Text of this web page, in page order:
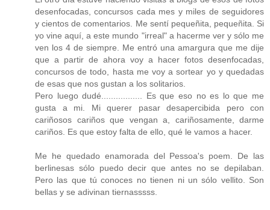
desenfocadas, concursos cada mes y miles de seguidores
y cientos de comentarios. Me sentí pequeñita, pequeñita. Si
yo vine aquí, a este mundo "irreal" a hacerme ver y sólo me
ven los 4 de siempre. Me entró una amargura que me dije
que a partir de ahora voy a hacer fotos desenfocadas,
concursos de todo, hasta me voy a sortear yo y quedadas
de esas que nos gustan a los solitarios.
Pero luego dudé................. Es que eso no es lo que me
gusta a mi. Mi querer pasar desapercibida pero con
cariñosos cariños que vengan a, cariñosamente, darme
cariños. Es que estoy falta de ello, qué le vamos a hacer.
Me he quedado enamorada del Pessoa's poem. De las
berlinesas sólo puedo decir que antes no se depilaban.
Pero las que tú conoces no tienen ni un sólo vellito. Son
bellas y se adivinan tiernasssss.